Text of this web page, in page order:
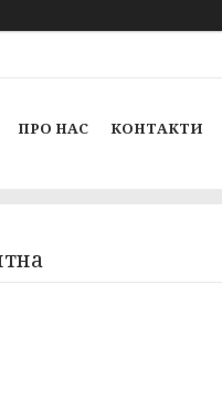
ПРО НАС КОНТАКТИ